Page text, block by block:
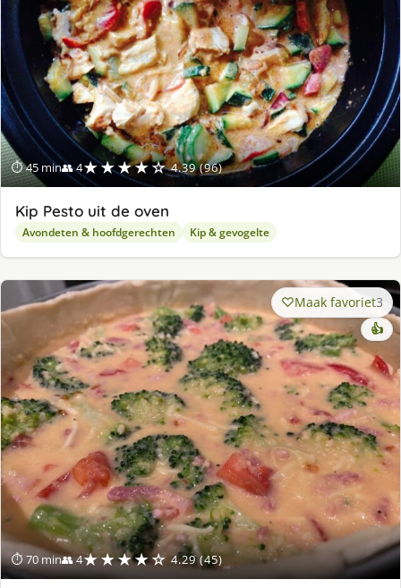
⏱ 45 min👥 4★★★★☆ 4.39 (96)
Kip Pesto uit de oven
Avondeten & hoofdgerechten Kip & gevogelte
⏱ 70 min👥 4★★★★☆ 4.29 (45)
Maak favoriet3
👍